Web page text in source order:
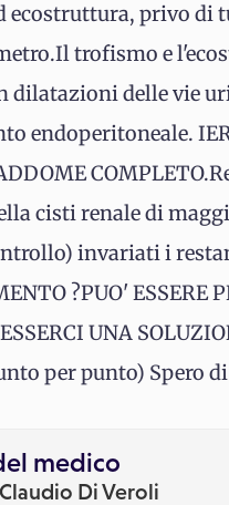
ecostruttura, privo di
trofismo e
dilatazioni delle vie
endoperitoneale.
cisti renale di
invariati i
?PUO' ESSERE
UNA
per punto) Spero
medico
Di Veroli